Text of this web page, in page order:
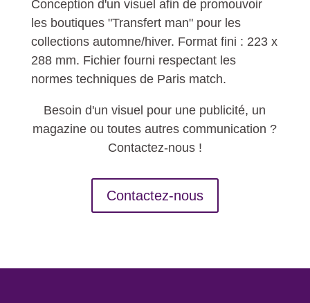
Conception d'un visuel afin de promouvoir
les boutiques "Transfert man" pour les
collections automne/hiver. Format fini : 223 x
288 mm. Fichier fourni respectant les
normes techniques de Paris match.
Besoin d'un visuel pour une publicité, un
magazine ou toutes autres communication ?
Contactez-nous !
Contactez-nous